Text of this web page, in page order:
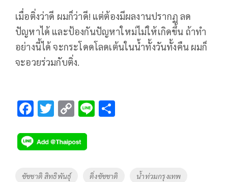
เมื่อติ่งว่าดี​ ผมก็ว่าดี! แต่ต้องมีผลงานปรากฏ​ ลด
ปัญหาได้​ และป้องกันปัญหาใหม่ไม่ให้เกิดขึ้น​ ถ้าทำ
อย่างนี้ได้​ จะกระโดดโลดเต้นในน้ำทั้งวันทั้งคืน​ ผมก็
จะอวยร่วมกับติ่ง.
F
e
b
o
T
tt
er
C
p
y
Li
Tags
ชัชชาติ สิทธิพันธุ์ ติ่งชัชชาติ น้ำท่วมกรุงเทพ